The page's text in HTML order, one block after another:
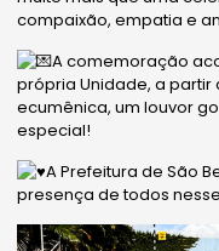
compaixão, empatia e
A comemoração
própria Unidade, a partir
ecumênica, um louvor
especial!
A Prefeitura de São
presença de todos